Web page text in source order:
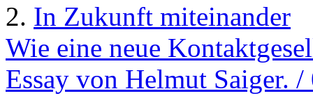
2. In Zukunft miteinander
Wie eine neue
Essay von Helmut Saiger.